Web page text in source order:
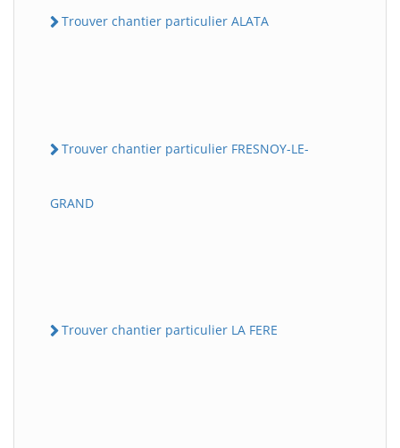
Trouver chantier particulier ALATA
Trouver chantier particulier FRESNOY-LE-
GRAND
Trouver chantier particulier LA FERE